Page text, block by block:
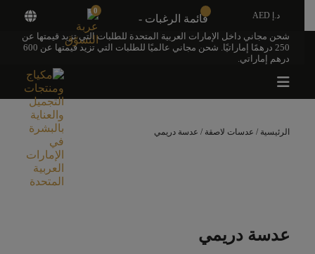
شحن مجاني داخل الإمارات العربية المتحدة للطلبات التي تزيد قيمتها عن
250 درهمًا إماراتيًا. شحن مجاني عالميًا للطلبات التي تزيد قيمتها عن 600
درهم إماراتي.
الرئيسية / عدسات لاصقة / عدسة دريمي
عدسة دريمي
د.إ AED قائمة الرغبات -
0